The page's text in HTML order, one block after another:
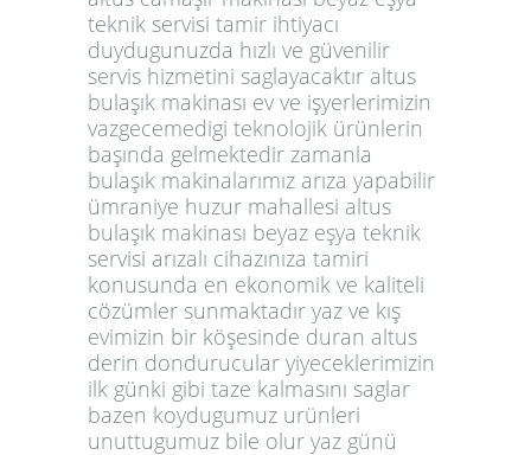
teknik servisi tamir ihtiyacı
duydugunuzda hızlı ve güvenilir
servis hizmetini saglayacaktır altus
bulaşık makinası ev ve işyerlerimizin
vazgecemedigi teknolojik ürünlerin
başında gelmektedir zamanla
bulaşık makinalarımız arıza yapabilir
ümraniye huzur mahallesi altus
bulaşık makinası beyaz eşya teknik
servisi arızalı cihazınıza tamiri
konusunda en ekonomik ve kaliteli
cözümler sunmaktadır yaz ve kış
evimizin bir köşesinde duran altus
derin dondurucular yiyeceklerimizin
ilk günki gibi taze kalmasını saglar
bazen koydugumuz urünleri
unuttugumuz bile olur yaz günü